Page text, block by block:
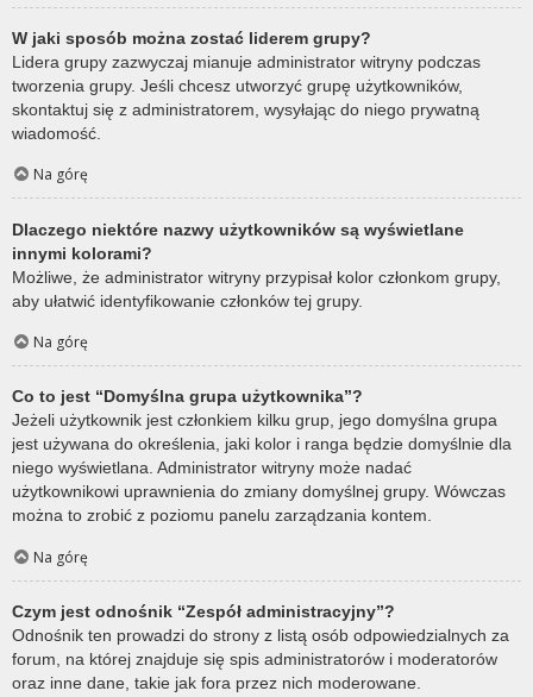
W jaki sposób można zostać liderem grupy?
Lidera grupy zazwyczaj mianuje administrator witryny podczas
tworzenia grupy. Jeśli chcesz utworzyć grupę użytkowników,
skontaktuj się z administratorem, wysyłając do niego prywatną
wiadomość.
Na górę
Dlaczego niektóre nazwy użytkowników są wyświetlane
innymi kolorami?
Możliwe, że administrator witryny przypisał kolor członkom grupy,
aby ułatwić identyfikowanie członków tej grupy.
Na górę
Co to jest “Domyślna grupa użytkownika”?
Jeżeli użytkownik jest członkiem kilku grup, jego domyślna grupa
jest używana do określenia, jaki kolor i ranga będzie domyślnie dla
niego wyświetlana. Administrator witryny może nadać
użytkownikowi uprawnienia do zmiany domyślnej grupy. Wówczas
można to zrobić z poziomu panelu zarządzania kontem.
Na górę
Czym jest odnośnik “Zespół administracyjny”?
Odnośnik ten prowadzi do strony z listą osób odpowiedzialnych za
forum, na której znajduje się spis administratorów i moderatorów
oraz inne dane, takie jak fora przez nich moderowane.